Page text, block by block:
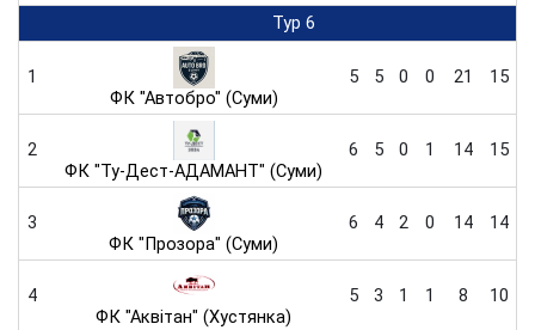
Тур 6
1
ФК "Автобро" (Суми)
5 5 0 0 21 15
2
ФК "Ту-Дест-АДАМАНТ" (Суми)
6 5 0 1 14 15
3
ФК "Прозора" (Суми)
6 4 2 0 14 14
4
ФК "Аквітан" (Хустянка)
5 3 1 1 8 10